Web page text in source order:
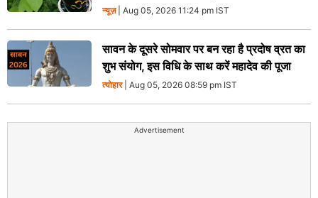
न्यूज़| Aug 05, 2026 11:24 pm IST
सावन के दूसरे सोमवार पर बन रहा है प्रदोष व्रत का
शुभ संयोग, इस विधि के साथ करें महादेव की पूजा
त्योहार| Aug 05, 2026 08:59 pm IST
Advertisement